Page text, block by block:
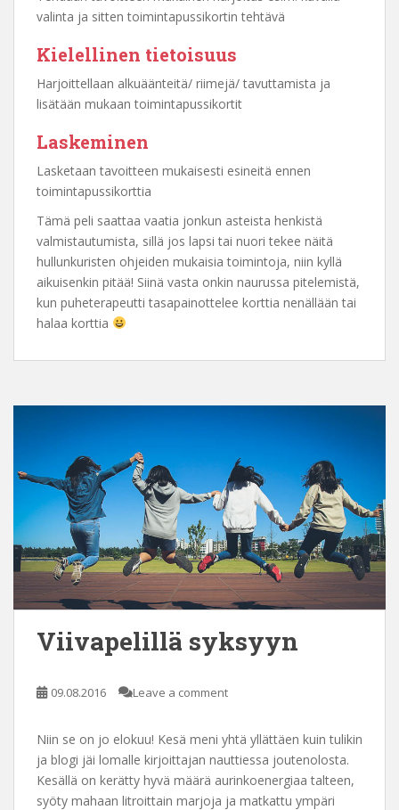
valinta ja sitten toimintapussikortin tehtävä
Kielellinen tietoisuus
Harjoittellaan alkuäänteitä/ riimejä/ tavuttamista ja
lisätään mukaan toimintapussikortit
Laskeminen
Lasketaan tavoitteen mukaisesti esineitä ennen
toimintapussikorttia
Tämä peli saattaa vaatia jonkun asteista henkistä
valmistautumista, sillä jos lapsi tai nuori tekee näitä
hullunkuristen ohjeiden mukaisia toimintoja, niin kyllä
aikuisenkin pitää! Siinä vasta onkin naurussa pitelemistä,
kun puheterapeutti tasapainottelee korttia nenällään tai
halaa korttia
Viivapelillä syksyyn
09.08.2016 Leave a comment
Niin se on jo elokuu! Kesä meni yhtä yllättäen kuin tulikin
ja blogi jäi lomalle kirjoittajan nauttiessa joutenolosta.
Kesällä on kerätty hyvä määrä aurinkoenergiaa talteen,
syöty mahaan litroittain marjoja ja matkattu ympäri